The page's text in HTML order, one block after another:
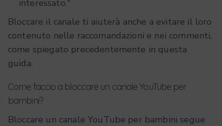
interessato."
Bloccare il canale ti aiuterà anche a evitare il loro
contenuto nelle raccomandazioni e nei commenti,
come spiegato precedentemente in questa
guida.
Come faccio a bloccare un canale YouTube per
bambini?
Bloccare un canale YouTube per bambini segue